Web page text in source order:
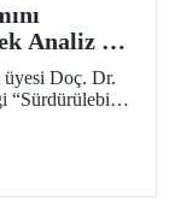
Analiz ve
Projeye
Doç. Dr.
“Sürdürülebilir
UV Maruziyeti